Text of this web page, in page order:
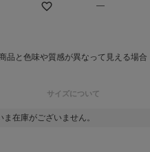
—
品と色味や質感が異なって見える場合
サイズについて
在庫がございません。